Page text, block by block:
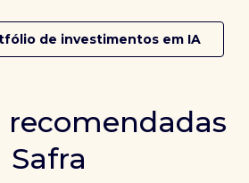
de investimentos em IA
recomendadas
Safra